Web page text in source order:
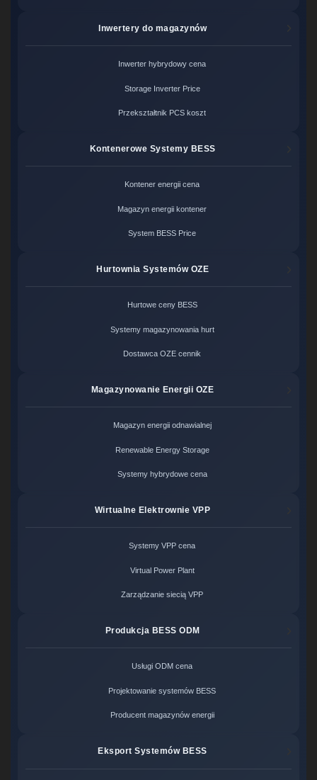
Inwertery do magazynów
Inwerter hybrydowy cena
Storage Inverter Price
Przekształtnik PCS koszt
Kontenerowe Systemy BESS
Kontener energii cena
Magazyn energii kontener
System BESS Price
Hurtownia Systemów OZE
Hurtowe ceny BESS
Systemy magazynowania hurt
Dostawca OZE cennik
Magazynowanie Energii OZE
Magazyn energii odnawialnej
Renewable Energy Storage
Systemy hybrydowe cena
Wirtualne Elektrownie VPP
Systemy VPP cena
Virtual Power Plant
Zarządzanie siecią VPP
Produkcja BESS ODM
Usługi ODM cena
Projektowanie systemów BESS
Producent magazynów energii
Eksport Systemów BESS